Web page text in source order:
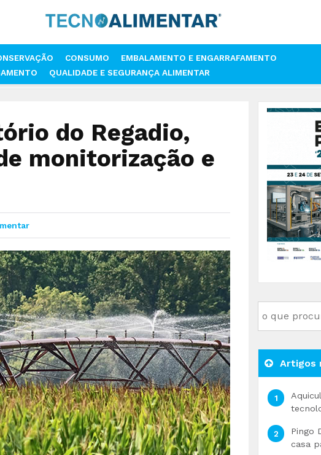
CONSUMO
EMBALAMENTO E ENGARRAFAMENTO
QUALIDADE E SEGURANÇA ALIMENTAR
DO REGADIO, UMA FERRAMENTA DE MONITORIZAÇÃO E ANÁLISE DE
do Regadio,
monitorização e
Artigos
Pingo
casa